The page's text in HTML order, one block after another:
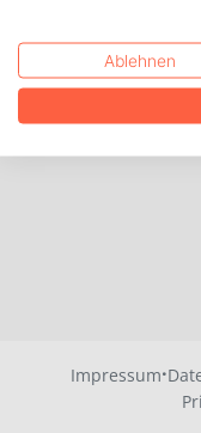
Impressum·
Ablehnen